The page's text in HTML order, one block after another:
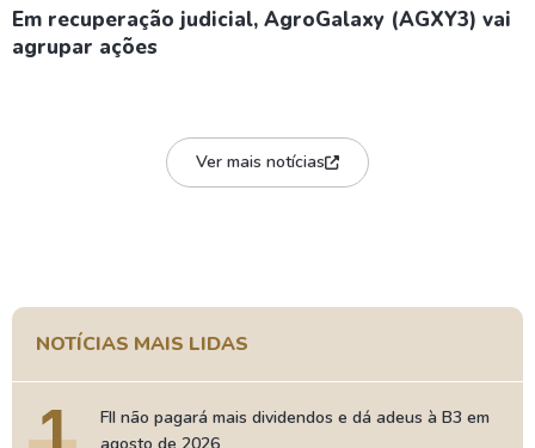
Em recuperação judicial, AgroGalaxy (AGXY3) vai
agrupar ações
Ver mais notícias
NOTÍCIAS MAIS LIDAS
1
FII não pagará mais dividendos e dá adeus à B3 em